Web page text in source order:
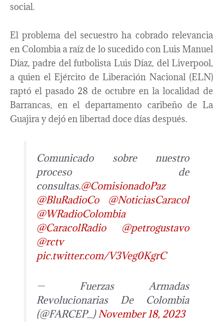
social.
El problema del secuestro ha cobrado relevancia
en Colombia a raíz de lo sucedido con Luis Manuel
Díaz, padre del futbolista Luis Díaz, del Liverpool,
a quien el Ejército de Liberación Nacional (ELN)
raptó el pasado 28 de octubre en la localidad de
Barrancas, en el departamento caribeño de La
Guajira y dejó en libertad doce días después.
Comunicado sobre nuestro
proceso de
consultas.@ComisionadoPaz
@BluRadioCo
@NoticiasCaracol
@WRadioColombia
@CaracolRadio
@petrogustavo
@rctv
pic.twitter.com/V3Veg0KgrC
— Fuerzas Armadas
Revolucionarias De Colombia
(@FARCEP_) November 18, 2023